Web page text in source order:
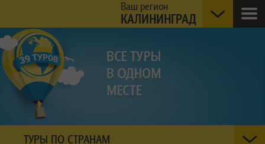
Ваш регион
КАЛИНИНГРАД
ТУРЫ ПО СТРАНАМ